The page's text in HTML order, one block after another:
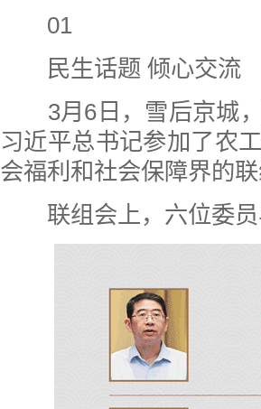
01
民生话题 倾心交流
3月6日，雪后京城，
习近平总书记参加了农
会福利和社会保障界的联
联组会上，六位委员